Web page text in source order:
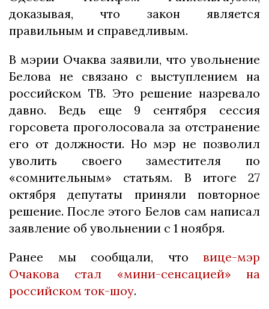
доказывая, что закон является
правильным и справедливым.
В мэрии Очаква заявили, что увольнение
Белова не связано с выступлением на
российском ТВ. Это решение назревало
давно. Ведь еще 9 сентября сессия
горсовета проголосовала за отстранение
его от должности. Но мэр не позволил
уволить своего заместителя по
«сомнительным» статьям. В итоге 27
октября депутаты приняли повторное
решение. После этого Белов сам написал
заявление об увольнении с 1 ноября.
Ранее мы сообщали, что вице-мэр
Очакова стал «мини-сенсацией» на
российском ток-шоу.